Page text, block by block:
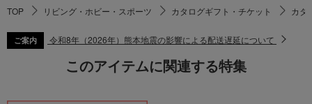
TOP リビング・ホビー・スポーツ カタログギフト・チケット カタ
ご案内 令和8年（2026年）熊本地震の影響による配送遅延について
このアイテムに関連する特集